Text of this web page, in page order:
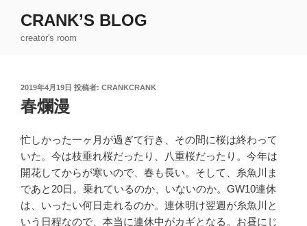
CRANK’S BLOG
creator's room
投
稿
日:
2019年4月19日 投稿者: CRANKCRANK
春爛漫
忙しかった一ヶ月が過ぎて行き、その間に桜は終わって
いた。今は枝垂れ桜だったり、八重桜だったり。今年は
開花してからが寒いので、春も長い。そして、糸魚川ま
であと20日。乗れているのか、いないのか。GW10連休
は、いったい何日走れるのか。連休明け翌週が糸魚川と
いう日程なので、本当に連休中がカギとなる。お昼にじ